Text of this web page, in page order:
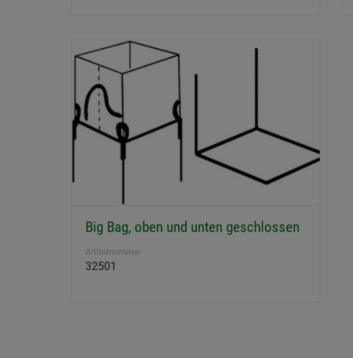
Big Bag, oben und unten geschlossen
Artikelnummer
32501